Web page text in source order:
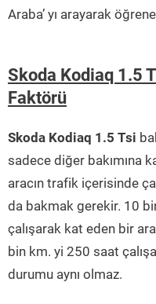
Araba’ yı arayarak
Skoda Kodiaq 1.5
Faktörü
Skoda Kodiaq 1.5 Tsi
sadece diğer bakımına
aracın trafik içerisinde
da bakmak gerekir. 10
çalışarak kat eden bir
bin km. yi 250 saat
durumu aynı olmaz.